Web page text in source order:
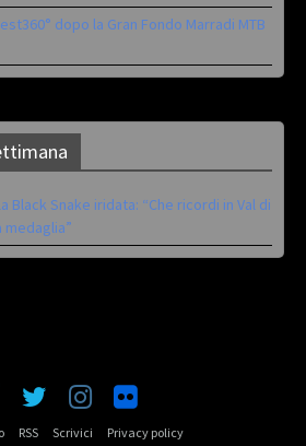
dopo la Gran Fondo Marradi MTB
Black Snake iridata: “Che ricordi in Val di
RSS Scrivici Privacy policy